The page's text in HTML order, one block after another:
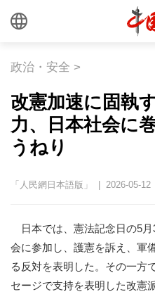
政治・安全 >
改憲加速に固執
力、日本社会に
うねり
「人民網日本語版」 | 2026-05-12
日本では、憲法記念日の5
会に参加し、護憲を訴え、軍
る反対を表明した。その一方
セージで支持を表明した改憲